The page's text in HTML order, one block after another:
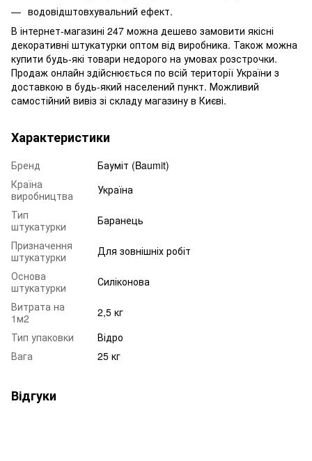
водовідштовхувальний ефект.
В інтернет-магазині 247 можна дешево замовити якісні
декоративні штукатурки оптом від виробника. Також можна
купити будь-які товари недорого на умовах розстрочки.
Продаж онлайн здійснюється по всій території України з
доставкою в будь-який населений пункт. Можливий
самостійний вивіз зі складу магазину в Києві.
Характеристики
Бренд
Бауміт (Baumit)
Країна
виробництва
Україна
Тип
штукатурки
Баранець
Призначення
штукатурки
Для зовнішніх робіт
Основа
штукатурки
Силіконова
Витрата на
1м2
2,5 кг
Тип упаковки
Відро
Вага
25 кг
Відгуки